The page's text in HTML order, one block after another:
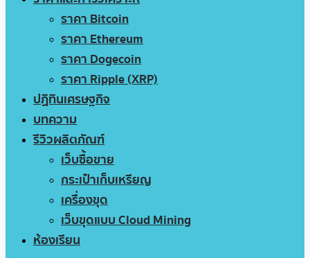
ราคา Bitcoin
ราคา Ethereum
ราคา Dogecoin
ราคา Ripple (XRP)
ปฏิทินเศรษฐกิจ
บทความ
รีวิวผลิตภัณฑ์
เว็บซื้อขาย
กระเป๋าเก็บเหรียญ
เครื่องขุด
เว็บขุดแบบ Cloud Mining
ห้องเรียน